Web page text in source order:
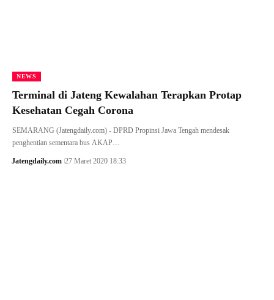
NEWS
Terminal di Jateng Kewalahan Terapkan Protap
Kesehatan Cegah Corona
SEMARANG (Jatengdaily.com) - DPRD Propinsi Jawa Tengah mendesak
penghentian sementara bus AKAP…
Jatengdaily.com 27 Maret 2020 18:33